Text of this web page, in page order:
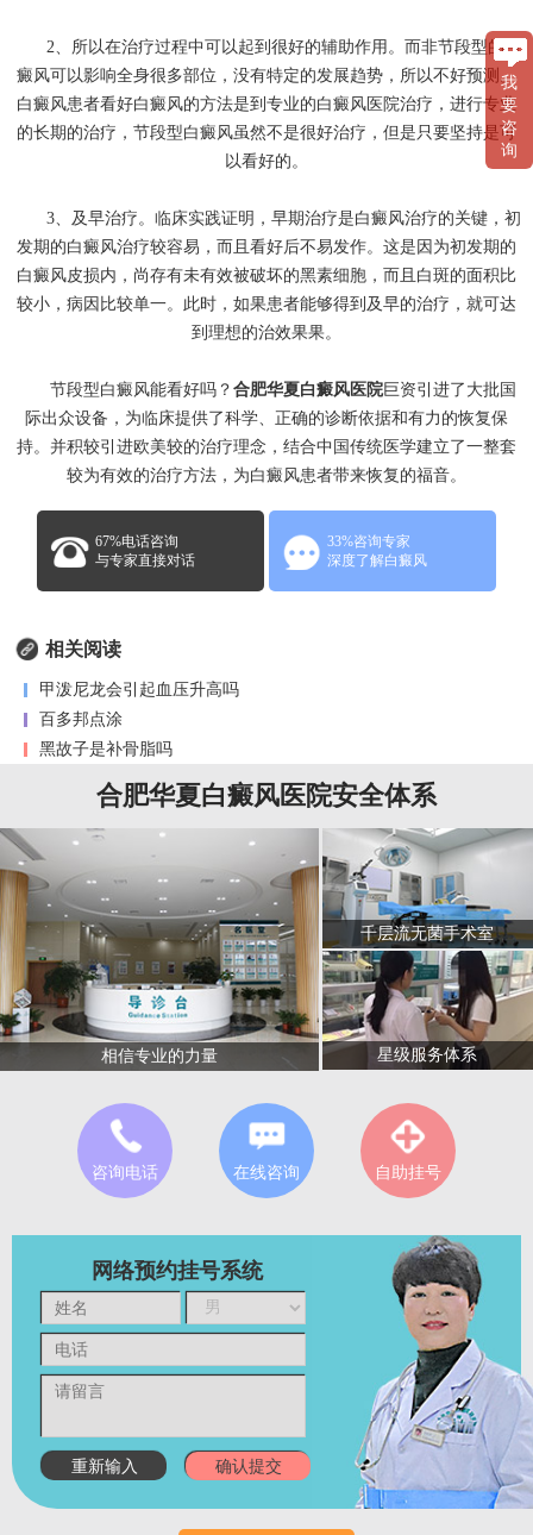
2、所以在治疗过程中可以起到很好的辅助作用。而非节段型的白
癜风可以影响全身很多部位，没有特定的发展趋势，所以不好预测。
白癜风患者看好白癜风的方法是到专业的白癜风医院治疗，进行专业
的长期的治疗，节段型白癜风虽然不是很好治疗，但是只要坚持是可
以看好的。
3、及早治疗。临床实践证明，早期治疗是白癜风治疗的关键，初
发期的白癜风治疗较容易，而且看好后不易发作。这是因为初发期的
白癜风皮损内，尚存有未有效被破坏的黑素细胞，而且白斑的面积比
较小，病因比较单一。此时，如果患者能够得到及早的治疗，就可达
到理想的治效果果。
节段型白癜风能看好吗？ 合肥华夏白癜风医院巨资引进了大批国
际出众设备，为临床提供了科学、正确的诊断依据和有力的恢复保
持。并积较引进欧美较的治疗理念，结合中国传统医学建立了一整套
较为有效的治疗方法，为白癜风患者带来恢复的福音。
67%电话咨询
与专家直接对话
33%咨询专家
深度了解白癜风
相关阅读
甲泼尼龙会引起血压升高吗
百多邦点涂
黑故子是补骨脂吗
合肥华夏白癜风医院安全体系
相信专业的力量
千层流无菌手术室
星级服务体系
咨询电话 在线咨询 自助挂号
网络预约挂号系统
我
要
咨
询